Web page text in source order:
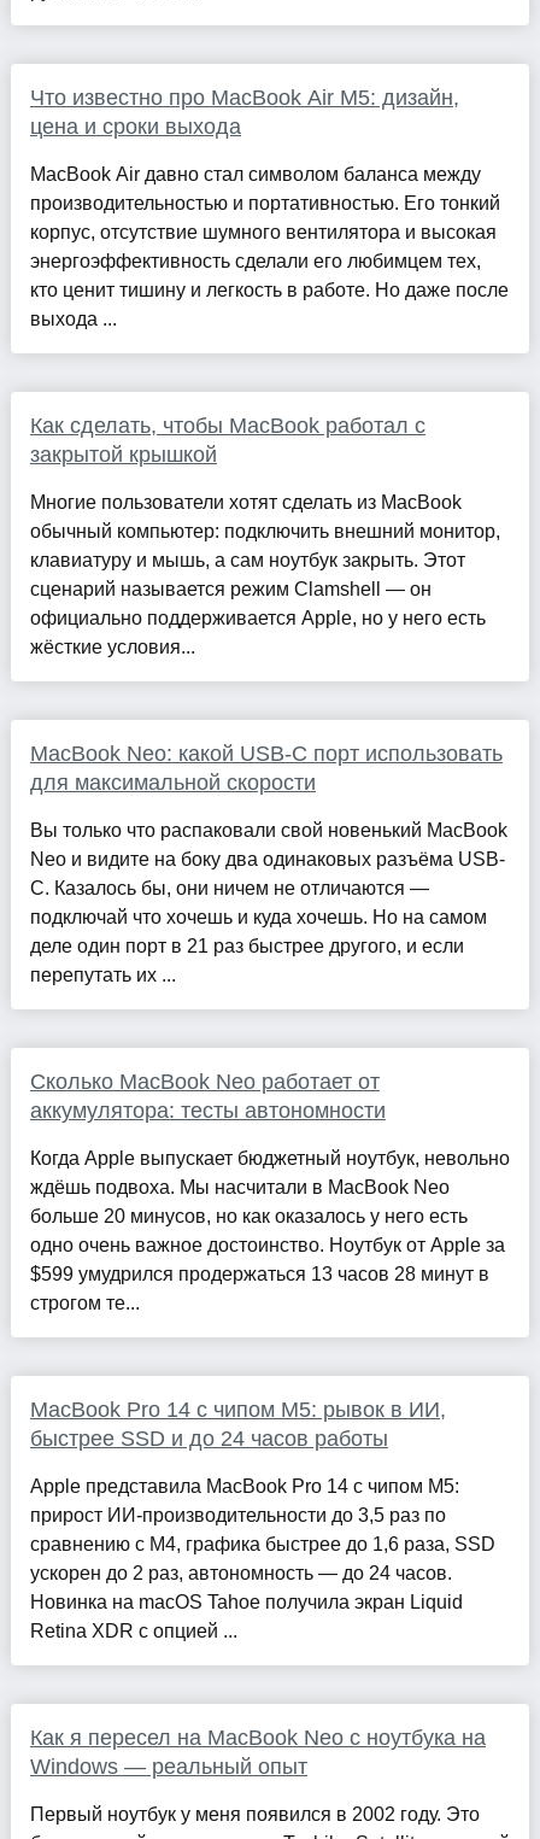
Что известно про MacBook Air M5: дизайн,
цена и сроки выхода
MacBook Air давно стал символом баланса между
производительностью и портативностью. Его тонкий
корпус, отсутствие шумного вентилятора и высокая
энергоэффективность сделали его любимцем тех,
кто ценит тишину и легкость в работе. Но даже после
выхода ...
Как сделать, чтобы MacBook работал с
закрытой крышкой
Многие пользователи хотят сделать из MacBook
обычный компьютер: подключить внешний монитор,
клавиатуру и мышь, а сам ноутбук закрыть. Этот
сценарий называется режим Clamshell — он
официально поддерживается Apple, но у него есть
жёсткие условия...
MacBook Neo: какой USB-C порт использовать
для максимальной скорости
Вы только что распаковали свой новенький MacBook
Neo и видите на боку два одинаковых разъёма USB-
C. Казалось бы, они ничем не отличаются —
подключай что хочешь и куда хочешь. Но на самом
деле один порт в 21 раз быстрее другого, и если
перепутать их ...
Сколько MacBook Neo работает от
аккумулятора: тесты автономности
Когда Apple выпускает бюджетный ноутбук, невольно
ждёшь подвоха. Мы насчитали в MacBook Neo
больше 20 минусов, но как оказалось у него есть
одно очень важное достоинство. Ноутбук от Apple за
$599 умудрился продержаться 13 часов 28 минут в
строгом те...
MacBook Pro 14 с чипом M5: рывок в ИИ,
быстрее SSD и до 24 часов работы
Apple представила MacBook Pro 14 с чипом M5:
прирост ИИ-производительности до 3,5 раз по
сравнению с M4, графика быстрее до 1,6 раза, SSD
ускорен до 2 раз, автономность — до 24 часов.
Новинка на macOS Tahoe получила экран Liquid
Retina XDR с опцией ...
Как я пересел на MacBook Neo с ноутбука на
Windows — реальный опыт
Первый ноутбук у меня появился в 2002 году. Это